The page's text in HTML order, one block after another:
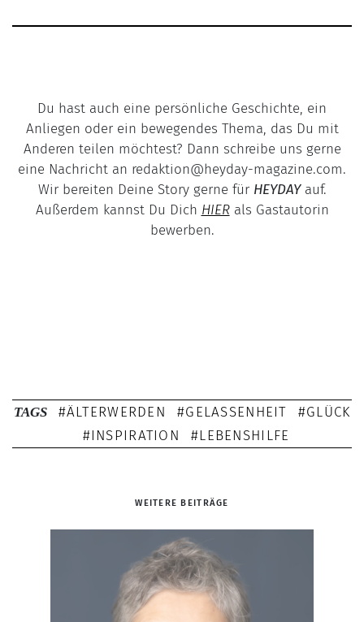
Du hast auch eine persönliche Geschichte, ein
Anliegen oder ein bewegendes Thema, das Du mit
Anderen teilen möchtest? Dann schreibe uns gerne
eine Nachricht an redaktion@heyday-magazine.com.
Wir bereiten Deine Story gerne für HEYDAY auf.
Außerdem kannst Du Dich HIERals Gastautorin
bewerben.
TAGS ÄLTERWERDEN GELASSENHEIT
GLÜCK
INSPIRATION
LEBENSHILFE
WEITERE BEITRÄGE